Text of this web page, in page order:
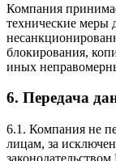
Компания
технические меры
блокирования,
иных
6. Передача
6.1. Компания не
лицам, за